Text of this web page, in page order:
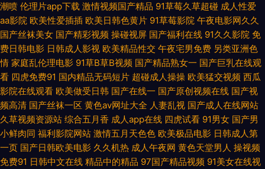
口二手网 亚洲欧美综合茄子 国产精品亚洲蜜月 涩涩在线观看免费视频 肏逼
舞夜影院 欧美另类人妖77 中文区中文字幕免费看 精品日韩一区二区 亚洲97
在线 国产二区视 日本少妇亚洲 97色亚洲 免费播放体验清晰完整 亚洲综合网
中文字幕 国产又黄 囗交口爆国产在线视频 东方伊人aV 清水萌萌子 91超碰人
人操人人 巨乳探花 亚洲欧美日韩中 国产欧美日韩一区二区 视频在线91 超碰
最新导航 欧美性xxxx狂欢老 中文字幕在线播放 精品不卡一区二区 亚洲情侣
潮喷 伦理片app下载 激情视频国产精品 91草莓久草超碰 成人性爱
aa影院 欧美性爱插插 欧美日韩色黄片 91草莓影院 午夜电影网久久
国产丝袜美女 国产精彩视频 操碰视屏 国产福利在线 91久久影院 免
费日韩电影 日韩成人影视 欧美精品性交 午夜宅男免费 另类亚洲色
情 家庭乱伦理电影 91草B草B视频 国产精品熟女一 国产巨乳在线观
看 四虎免费91 国内精品无码短片 超碰成人操操 欧美猛交视频 西瓜
影院在线观看 欧美做受日韩 国产在线一 国产原创视频在线 国产视
频高清 国产丝袜一区 黄色av网址大全 人妻乱视 国产成人在线网站
久草视频资源站 综合五月香 成人app在线 四虎试看 91男女 国产男
小鲜肉同 福利影院网站 激情五月天色色 欧美极品电影 日韩成人第
一页 国产日韩欧美电影 久久机热 成人午夜网 黄色天堂男人 操视频
免费91 日韩中文在线 精品中的精品 97国产精品视频 91美女在线视